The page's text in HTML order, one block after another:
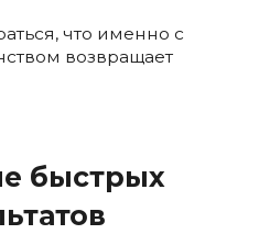
что именно с
возвращает
быстрых